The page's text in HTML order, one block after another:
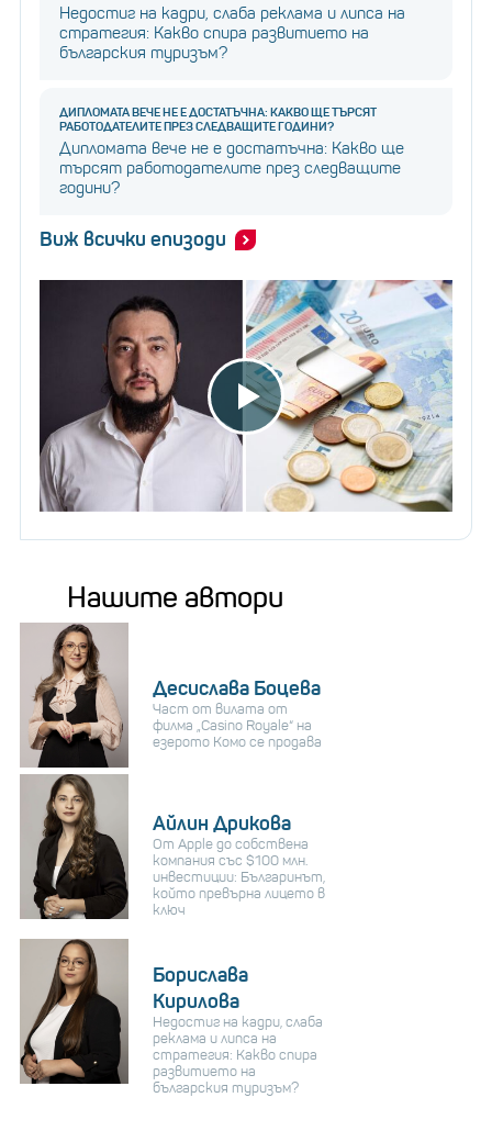
Недостиг на кадри, слаба реклама и липса на
стратегия: Какво спира развитието на
българския туризъм?
ДИПЛОМАТА ВЕЧЕ НЕ Е ДОСТАТЪЧНА: КАКВО ЩЕ ТЪРСЯТ
РАБОТОДАТЕЛИТЕ ПРЕЗ СЛЕДВАЩИТЕ ГОДИНИ?
Дипломата вече не е достатъчна: Какво ще
търсят работодателите през следващите
години?
Виж всички епизоди
Нашите автори
Десислава Боцева
Част от вилата от
филма „Casino Royale“ на
езерото Комо се продава
Айлин Дрикова
От Apple до собствена
компания със $100 млн.
инвестиции: Българинът,
който превърна лицето в
ключ
Борислава
Кирилова
Недостиг на кадри, слаба
реклама и липса на
стратегия: Какво спира
развитието на
българския туризъм?